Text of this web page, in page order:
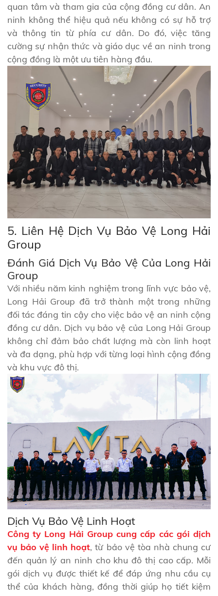
quan tâm và tham gia của cộng đồng cư dân. An
ninh không thể hiệu quả nếu không có sự hỗ trợ
và thông tin từ phía cư dân. Do đó, việc tăng
cường sự nhận thức và giáo dục về an ninh trong
cộng đồng là một ưu tiên hàng đầu.
5. Liên Hệ Dịch Vụ Bảo Vệ Long Hải
Group
Đánh Giá Dịch Vụ Bảo Vệ Của Long Hải
Group
Với nhiều năm kinh nghiệm trong lĩnh vực bảo vệ,
Long Hải Group đã trở thành một trong những
đối tác đáng tin cậy cho việc bảo vệ an ninh cộng
đồng cư dân. Dịch vụ bảo vệ của Long Hải Group
không chỉ đảm bảo chất lượng mà còn linh hoạt
và đa dạng, phù hợp với từng loại hình cộng đồng
và khu vực đô thị.
Dịch Vụ Bảo Vệ Linh Hoạt
Công ty Long Hải Group cung cấp các gói dịch
vụ bảo vệ linh hoạt, từ bảo vệ tòa nhà chung cư
đến quản lý an ninh cho khu đô thị cao cấp. Mỗi
gói dịch vụ được thiết kế để đáp ứng nhu cầu cụ
thể của khách hàng, đồng thời giúp họ tiết kiệm